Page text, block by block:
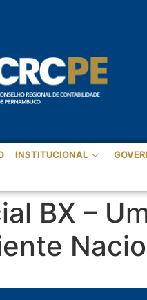
INSTITUCIONAL
BX –